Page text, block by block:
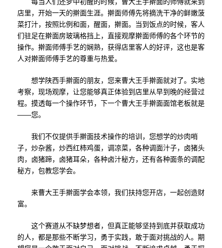
店里，开始一天的擀面生涯。擀面师傅先将摘洗干净的鲜嫩菠
菜打汁，按照比例和面，醒面，擀面。当到饭点的时候，客人
们驻足在擀面房玻璃格挡上，直接观摩擀面师傅的各个环节的
操作。擀面师傅手艺的娴熟，获得店里客人的好评，这也是客
人对擀面师傅手艺的尊重与热爱。
想学陕西手擀面的朋友，您来曹大王手擀面就对了。实地
考察，现场观摩，让您能够真正体验到店里从早到晚的经营过
程。摸透每一个操作环节，下一个曹大王手擀面面馆老板就是
——您。
我们不仅提供手擀面技术操作的培训，您想学的炒肉哨
子，炒杂酱，炒西红柿鸡蛋，调凉菜，各种调面汁子，卤猪头
肉，卤猪蹄，卤猪耳朵，各种卤汁秘方，还有各种面条的调配
秘方，包教您学会。
来曹大王手擀面学会本领，我们扶持您开店，一起创造财
富。
这个赛道从不缺梦想者，但真正能够坚持到底并获取成功
的人，都是那些不断学习，勇于实践，敢于面对挑战的人。期